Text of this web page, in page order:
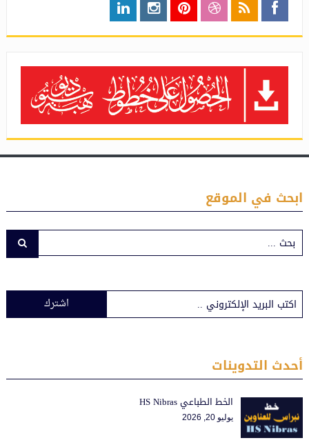
ابحث في الموقع
اشترك
أحدث التدوينات
الخط الطباعي HS Nibras
يوليو 20, 2026